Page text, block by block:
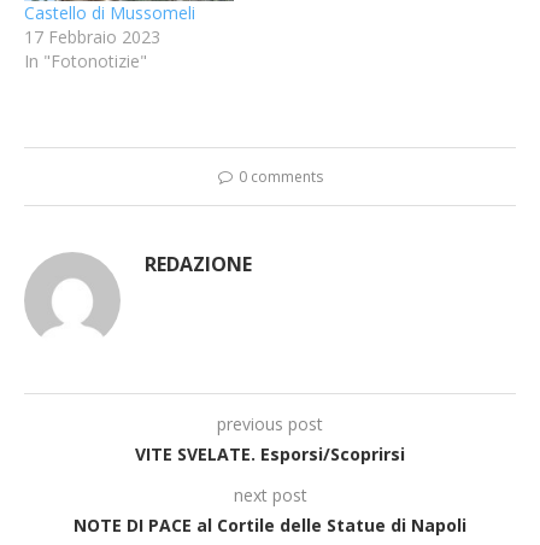
Castello di Mussomeli
17 Febbraio 2023
In "Fotonotizie"
0 comments
REDAZIONE
previous post
VITE SVELATE. Esporsi/Scoprirsi
next post
NOTE DI PACE al Cortile delle Statue di Napoli